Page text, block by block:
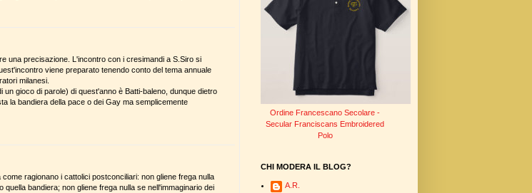
una precisazione. L'incontro con i cresimandi a S.Siro si
viene preparato tenendo conto del tema annuale
milanesi.
un gioco di parole) di quest'anno è Batti-baleno, dunque dietro
la bandiera della pace o dei Gay ma semplicemente
come ragionano i cattolici postconciliari: non gliene frega nulla
quella bandiera; non gliene frega nulla se nell'immaginario dei
Ordine Francescano Secolare -
Secular Franciscans Embroidered
Polo
CHI MODERA IL BLOG?
A.R.